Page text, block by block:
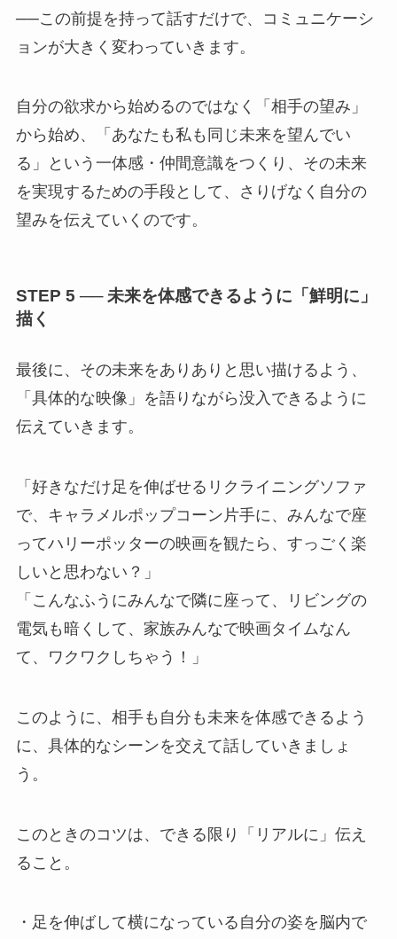
──この前提を持って話すだけで、コミュニケーシ
ョンが大きく変わっていきます。
自分の欲求から始めるのではなく「相手の望み」
から始め、「あなたも私も同じ未来を望んでい
る」という一体感・仲間意識をつくり、その未来
を実現するための手段として、さりげなく自分の
望みを伝えていくのです。
STEP 5 ── 未来を体感できるように「鮮明に」
描く
最後に、その未来をありありと思い描けるよう、
「具体的な映像」を語りながら没入できるように
伝えていきます。
「好きなだけ足を伸ばせるリクライニングソファ
で、キャラメルポップコーン片手に、みんなで座
ってハリーポッターの映画を観たら、すっごく楽
しいと思わない？」
「こんなふうにみんなで隣に座って、リビングの
電気も暗くして、家族みんなで映画タイムなん
て、ワクワクしちゃう！」
このように、相手も自分も未来を体感できるよう
に、具体的なシーンを交えて話していきましょ
う。
このときのコツは、できる限り「リアルに」伝え
ること。
・足を伸ばして横になっている自分の姿を脳内で